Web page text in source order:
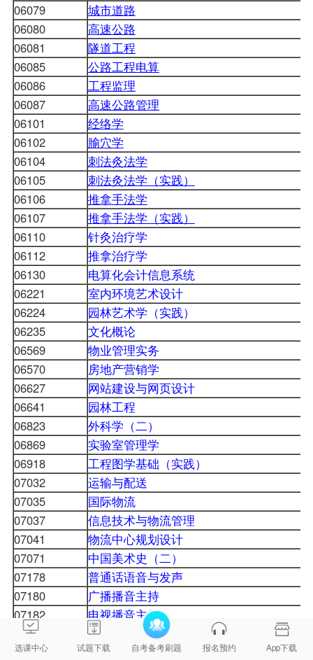
06079
城市道路
06080
高速公路
06081
隧道工程
06085
公路工程电算
06086
工程监理
06087
高速公路管理
06101
经络学
06102
腧穴学
06104
刺法灸法学
06105
刺法灸法学（实践）
06106
推拿手法学
06107
推拿手法学（实践）
06110
针灸治疗学
06112
推拿治疗学
06130
电算化会计信息系统
06221
室内环境艺术设计
06224
园林艺术学（实践）
06235
文化概论
06569
物业管理实务
06570
房地产营销学
06627
网站建设与网页设计
06641
园林工程
06823
外科学（二）
06869
实验室管理学
06918
工程图学基础（实践）
07032
运输与配送
07035
国际物流
07037
信息技术与物流管理
07041
物流中心规划设计
07071
中国美术史（二）
07178
普通话语音与发声
07180
广播播音主持
07182
电视播音主持
07184
形象造型与形体
07191
视觉文化与传播
选课中心 试题下载 自考备考刷题 报名预约 App下载